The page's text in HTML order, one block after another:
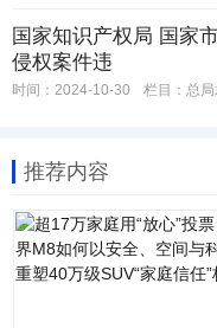
国家知识产权局 国家
侵权案件违
时间：2024-10-30 栏目： 总
推荐内容